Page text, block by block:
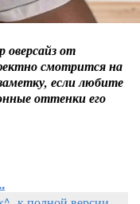
от
смотрится на
если любите
оттенки его